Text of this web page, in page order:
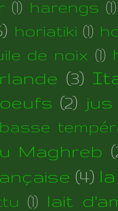
(1) harengs (1)
horiatiki (1)
de noix (1)
(3)
(2)
Maghreb
(4)
(1) lait